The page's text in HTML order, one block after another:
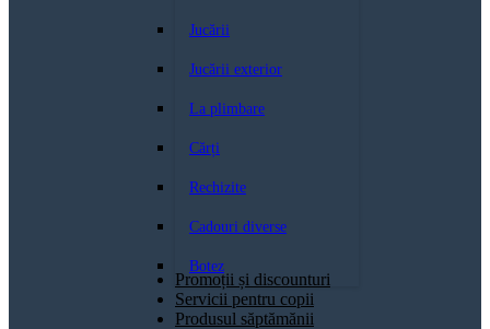
Jucării
Jucării exterior
La plimbare
Cărți
Rechizite
Cadouri diverse
Botez
Promoții și discounturi
Servicii pentru copii
Produsul săptămănii